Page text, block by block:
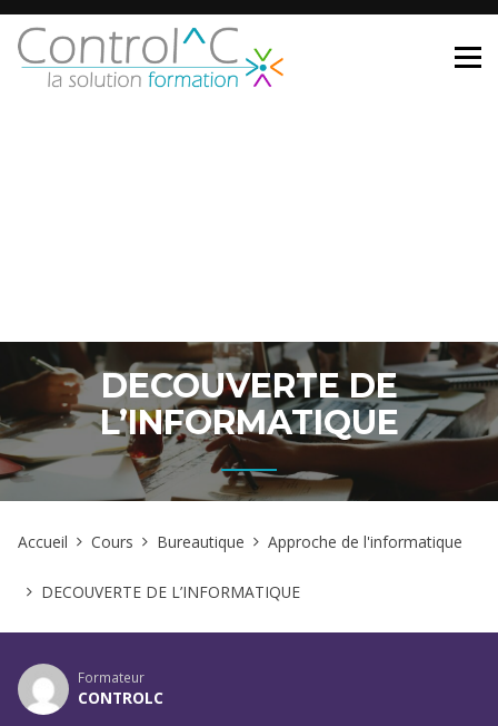
DECOUVERTE DE
L’INFORMATIQUE
Accueil Cours Bureautique Approche de l'informatique
DECOUVERTE DE L’INFORMATIQUE
Formateur
CONTROLC